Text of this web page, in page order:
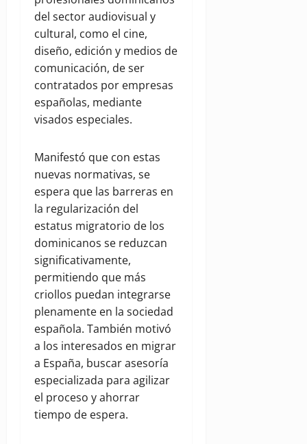
del sector audiovisual y
cultural, como el cine,
diseño, edición y medios de
comunicación, de ser
contratados por empresas
españolas, mediante
visados especiales.
Manifestó que con estas
nuevas normativas, se
espera que las barreras en
la regularización del
estatus migratorio de los
dominicanos se reduzcan
significativamente,
permitiendo que más
criollos puedan integrarse
plenamente en la sociedad
española. También motivó
a los interesados en migrar
a España, buscar asesoría
especializada para agilizar
el proceso y ahorrar
tiempo de espera.